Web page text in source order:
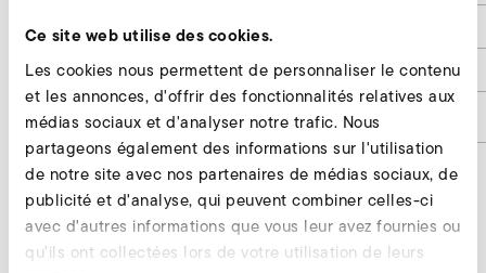
Ce site web utilise des cookies.
Les cookies nous permettent de personnaliser le contenu
et les annonces, d'offrir des fonctionnalités relatives aux
médias sociaux et d'analyser notre trafic. Nous
partageons également des informations sur l'utilisation
de notre site avec nos partenaires de médias sociaux, de
publicité et d'analyse, qui peuvent combiner celles-ci
avec d'autres informations que vous leur avez fournies ou
qu'ils ont collectées lors de votre utilisation de leurs
d4
h1
Numéro d'article
75
Raccords d'appareils standardisés, côté
décharge Demander